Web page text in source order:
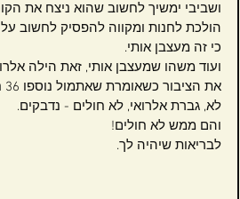
ושביבי ימשיך לחשוב שהוא ניצח את
הולכת לחנות ומקווה להפסיק לחשוב על
כי זה מעצבן אותי.
את הציבור כשאומרת שאתמול נוספו 36 חולים חדשים.
לא, גברת אלרואי, לא חולים - נדבקים.
והם ממש לא חולים!
לבריאות שיהיה לך.